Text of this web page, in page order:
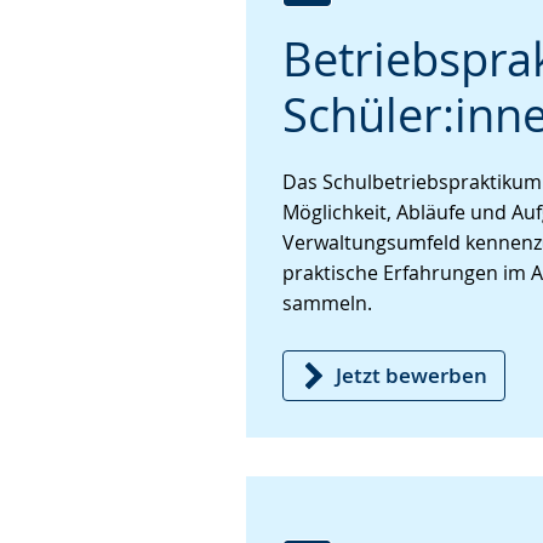
Leichten
Sprache
wechseln.
Audio-
Unterstützung.
Video
in
Deutscher
wird
angezeigt.
Das
Möglichkeit, Abläufe und
Verwaltungsumfeld
praktische Erfahrungen im
sammeln.
Jetzt bewerben